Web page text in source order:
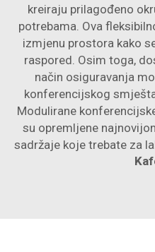
kreiraju prilagođeno
potrebama. Ova
izmjenu prostora kako
raspored. Osim toga,
način osiguravanja
konferencijskog
Modulirane
su opremljene
sadržaje koje trebate za